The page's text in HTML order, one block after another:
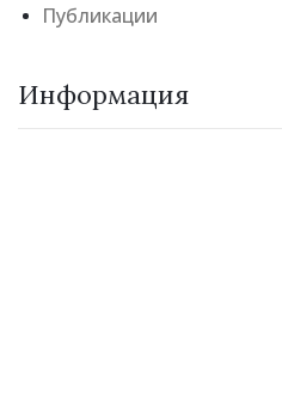
Публикации
Информация